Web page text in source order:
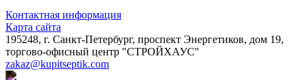
Контактная информация
Карта сайта
195248, г. Санкт-Петербург, проспект Энергетиков, дом 19,
торгово-офисный центр "СТРОЙХАУС"
zakaz@kupitseptik.com